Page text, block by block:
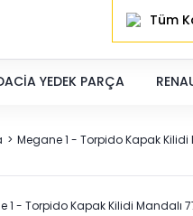
Tüm
YEDEK PARÇA
Megane 1 - Torpido Kapak Kilidi